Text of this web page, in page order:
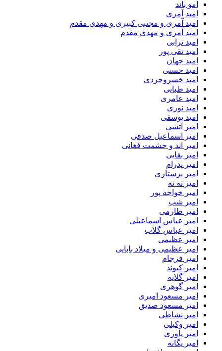
امو باند
امید آمری
امید آمری و مجتبی کبیری و مهدى مقدم
امید آمری و مهدی مقدم
امید ترابی
امید تقی پور
امید جهان
امید حسنی
امید خسروجردی
امید طبایی
امید عامری
امید نوری
امید یوسفی
امیر آتشی
امیر اسماعیل صدفی
امیر اند و حشمت فغانی
امیر بقایی
امیر پدرام
امیر پرستاری
امیر ته ته
امیر خواجه پور
امیر شب
امیر طارمی
امیر عباس اسماعیلی
امیر عباس گلاب
امیر عظیمی
امیر عظیمی و میلاد بابایی
امیر فرجام
امیر کیوند
امیر گلایه
امیر گوهری
امیر مسعود امیری
امیر مسعود صدیق
امیر نشاطی
امیر وکیلی
امیر یاوری
امیر یگانه